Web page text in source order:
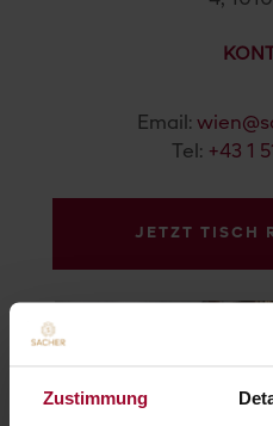
Zustimmung
Email:
Tel: +43 1
JETZT TISCH